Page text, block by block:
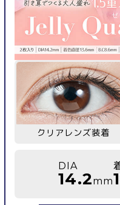
クリアレンズ装着
DIA
14.2mm